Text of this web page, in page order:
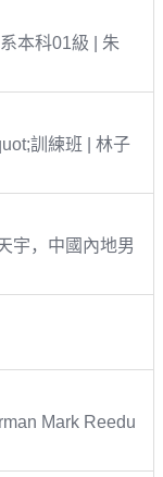
本科01級 | 朱
訓練班 | 林子
宇，中國內地男
Mark Reedu